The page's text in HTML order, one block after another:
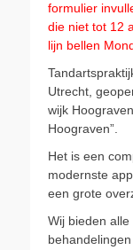
formulier
die niet tot 12
lijn bellen
Utrecht,
wijk
Hoograven”.
Het is een
modernste
een grote
Wij bieden